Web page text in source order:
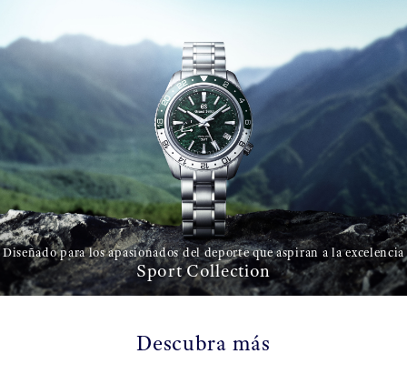
Diseñado para los apasionados del deporte que aspiran a la excelencia
Sport Collection
Descubra más